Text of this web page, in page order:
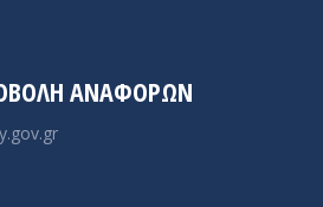
ΑΝΑΦΟΡΏΝ